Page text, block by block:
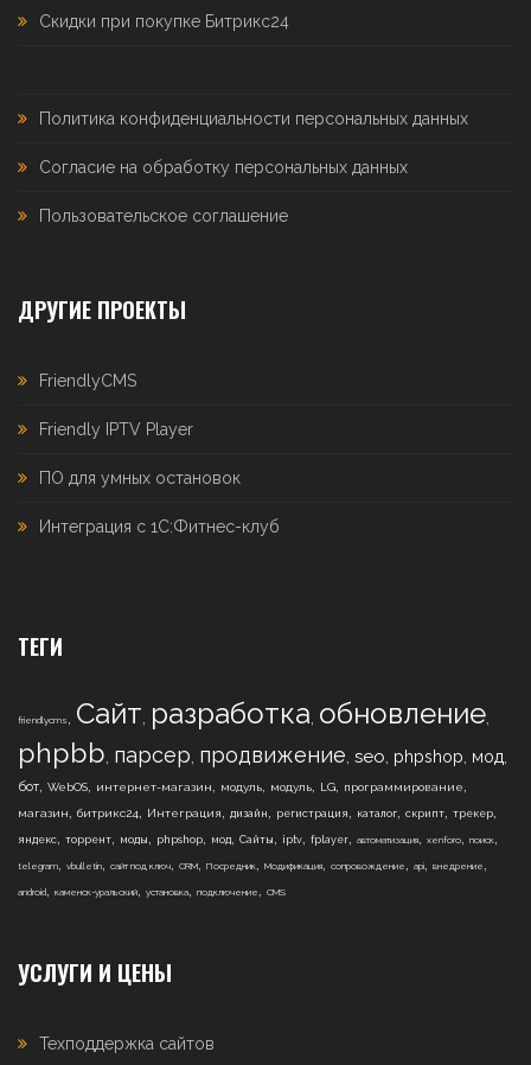
Скидки при покупке Битрикс24
Политика конфиденциальности персональных данных
Согласие на обработку персональных данных
Пользовательское соглашение
ДРУГИЕ ПРОЕКТЫ
FriendlyCMS
Friendly IPTV Player
ПО для умных остановок
Интеграция с 1С:Фитнес-клуб
ТЕГИ
friendlycms , Сайт, разработка, обновление,
phpbb, парсер, продвижение, seo, phpshop, мод,
бот, WebOS, интернет-магазин, модуль, модуль, LG, программирование,
магазин, битрикс24, Интеграция, дизайн , регистрация , каталог, скрипт, трекер,
яндекс, торрент, моды , phpshop, мод, Сайты , iptv, fplayer, автоматизация, xenforo, поиск,
telegram, vbulletin, сайт под ключ, CRM, Посредник, Модификация, сопровождение , api, внедрение ,
android, каменск-уральский, установка, подключение , CMS
УСЛУГИ И ЦЕНЫ
Техподдержка сайтов